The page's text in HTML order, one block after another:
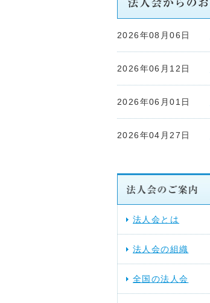
2026年08月06日
2026年06月12日
2026年06月01日
2026年04月27日
2026年04月15日
2026年03月17日
法人会とは
法人会の組織
全国の法人会